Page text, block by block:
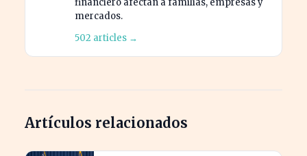
mercados.
502 articles →
Artículos relacionados